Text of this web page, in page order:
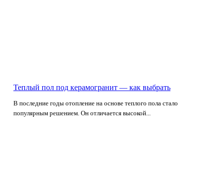
Теплый пол под керамогранит — как выбрать
В последние годы отопление на основе теплого пола стало
популярным решением. Он отличается высокой...